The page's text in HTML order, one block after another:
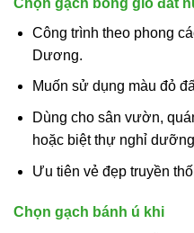
Công trình theo phong
Dương.
Muốn sử dụng màu đỏ
Dùng cho sân vườn,
hoặc biệt thự nghỉ
Ưu tiên vẻ đẹp truyền
Chọn gạch bánh ú khi